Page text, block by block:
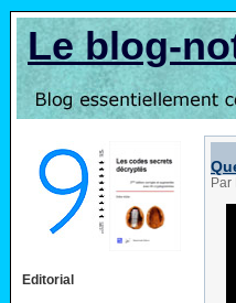
Le blog-
Editorial